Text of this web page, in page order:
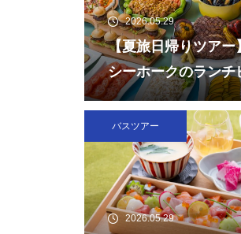
2026.05.29
【夏旅日帰りツアー
シーホークのランチ
ームラボフォレスト
バスツアー
2026.05.29